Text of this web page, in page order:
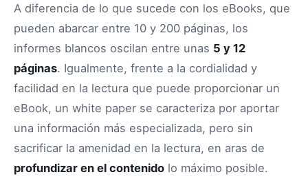
A diferencia de lo que sucede con los eBooks, que
pueden abarcar entre 10 y 200 páginas, los
informes blancos oscilan entre unas 5 y 12
páginas. Igualmente, frente a la cordialidad y
facilidad en la lectura que puede proporcionar un
eBook, un white paper se caracteriza por aportar
una información más especializada, pero sin
sacrificar la amenidad en la lectura, en aras de
profundizar en el contenido lo máximo posible.